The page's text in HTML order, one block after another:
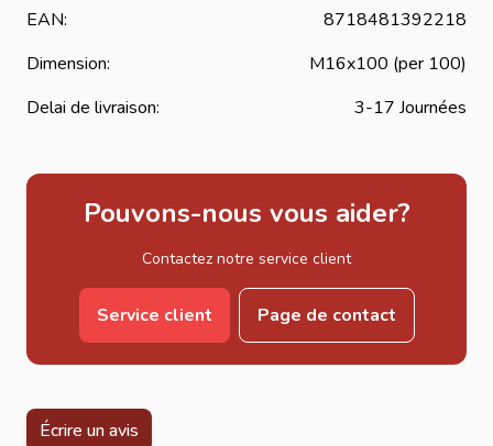
EAN:
8718481392218
Dimension:
M16x100 (per 100)
Delai de livraison:
3-17 Journées
Pouvons-nous vous aider?
Contactez notre service client
Service client Page de contact
Écrire un avis